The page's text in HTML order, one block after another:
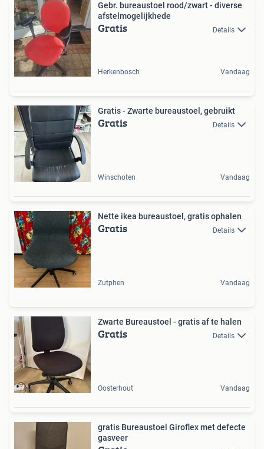
Gebr. bureaustoel rood/zwart - diverse
afstelmogelijkhede
Gratis Details
Herkenbosch Vandaag
Gratis - Zwarte bureaustoel, gebruikt
Gratis Details
Winschoten Vandaag
Nette ikea bureaustoel, gratis ophalen
Gratis Details
Zutphen Vandaag
Zwarte Bureaustoel - gratis af te halen
Gratis Details
Oosterhout Vandaag
gratis Bureaustoel Giroflex met defecte
gasveer